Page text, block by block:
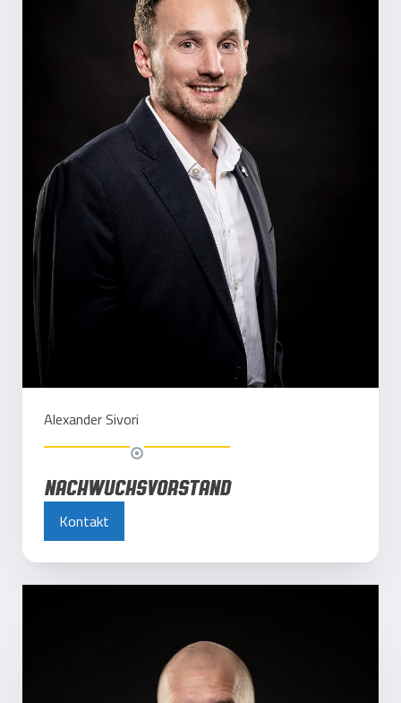
AlexanderSivori
Nachwuchsvorstand
Kontakt